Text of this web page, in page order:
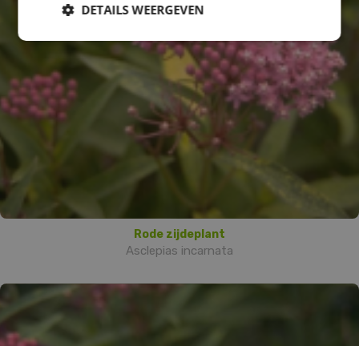
Rode zijdeplant
Asclepias incarnata
DETAILS WEERGEVEN